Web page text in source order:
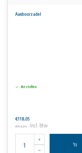
Aanboorzadel
Bestellen
€118,05
€142,84 Incl. btw